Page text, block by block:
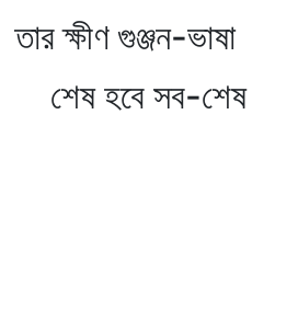
গুঞ্জন-ভাষা
সব-শেষ